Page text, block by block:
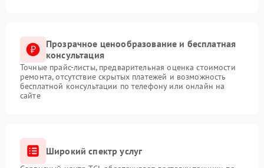
Прозрачное ценообразование и бесплатная
консультация
Точные прайс-листы, предварительная оценка стоимости
ремонта, отсутствие скрытых платежей и возможность
бесплатной консультации по телефону или онлайн на
сайте
Широкий спектр услуг